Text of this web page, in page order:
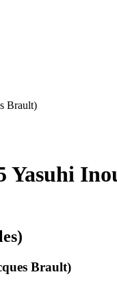
Brault)
Yasuhi
Brault)